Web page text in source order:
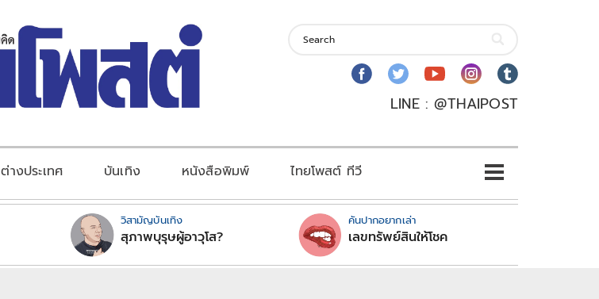
LINE : @THAIPOST
ต่างประเทศ บันเทิง หนังสือพิมพ์ ไทยโพสต์ ทีวี
วิสามัญบันเทิง
สุภาพบุรุษผู้อาวุโส?
คันปากอยากเล่า
เลขทรัพย์สินให้โชค